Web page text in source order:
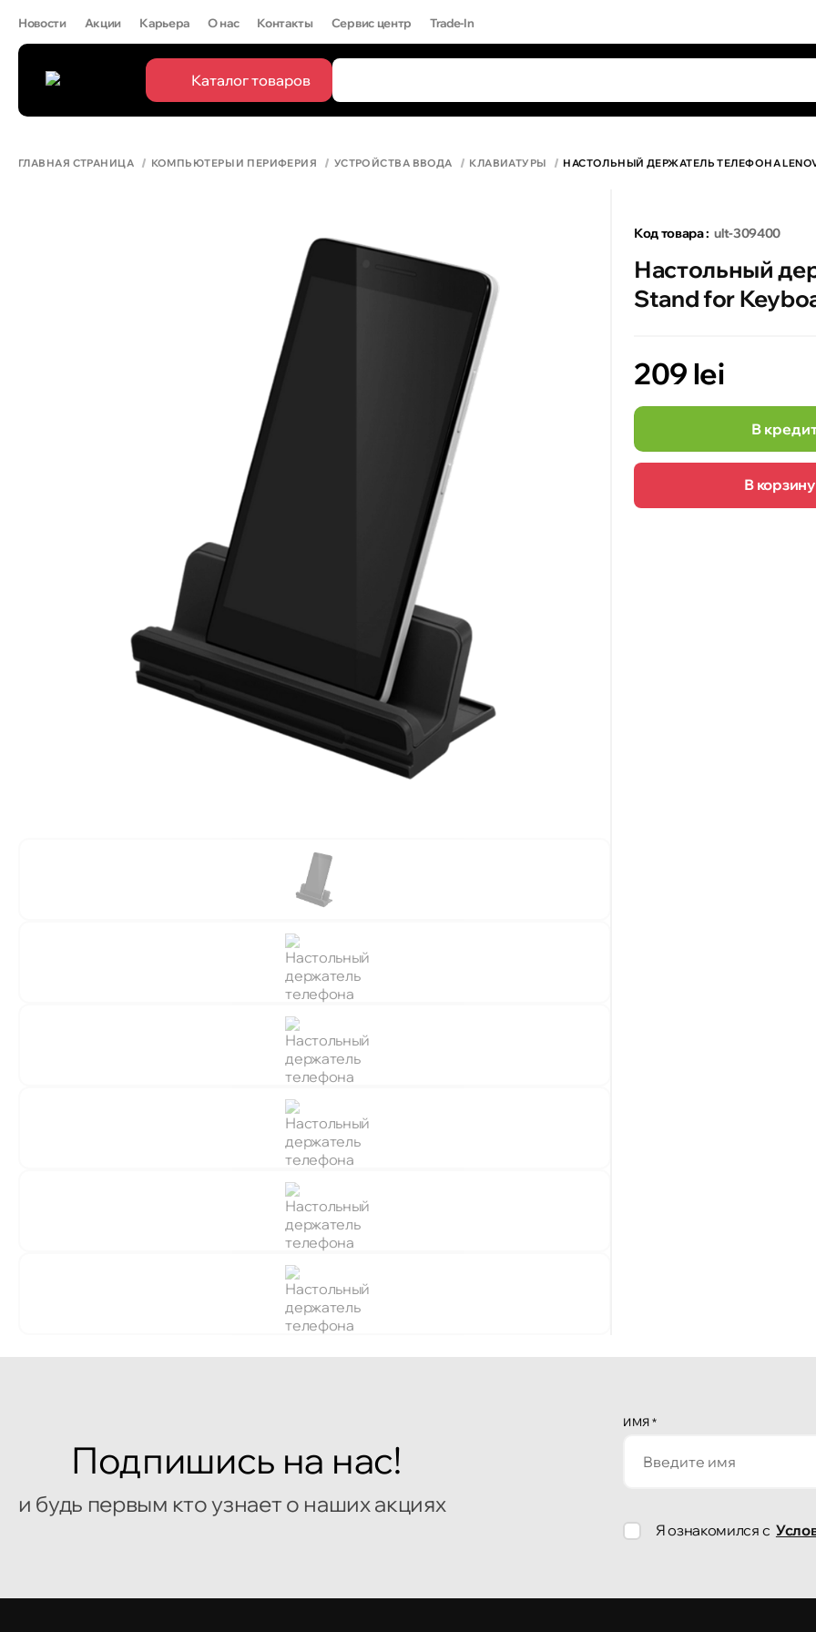
Новости Акции Карьера О нас Контакты Сервис центр Trade-In
Каталог товаров
ГЛАВНАЯ СТРАНИЦА КОМПЬЮТЕРЫ И ПЕРИФЕРИЯ УСТРОЙСТВА ВВОДА КЛАВИАТУРЫ НАСТОЛЬНЫЙ ДЕРЖАТЕЛЬ ТЕЛЕФОНА LENOVO
Код товара : ult-309400
Настольный
Stand for
209 lei
В
В корзину
Подпишись на нас!
и будь первым кто узнает о наших акциях
ИМЯ *
Я ознакомился с